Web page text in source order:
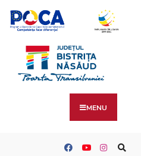
MENU